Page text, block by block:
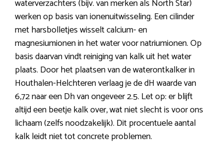
waterverzachters (bijv. van merken als North Star)
werken op basis van ionenuitwisseling. Een cilinder
met harsbolletjes wisselt calcium- en
magnesiumionen in het water voor natriumionen. Op
basis daarvan vindt reiniging van kalk uit het water
plaats. Door het plaatsen van de waterontkalker in
Houthalen-Helchteren verlaag je de dH waarde van
6,72 naar een Dh van ongeveer 2.5. Let op: er blijft
altijd een beetje kalk over, wat niet slecht is voor ons
lichaam (zelfs noodzakelijk). Dit procentuele aantal
kalk leidt niet tot concrete problemen.